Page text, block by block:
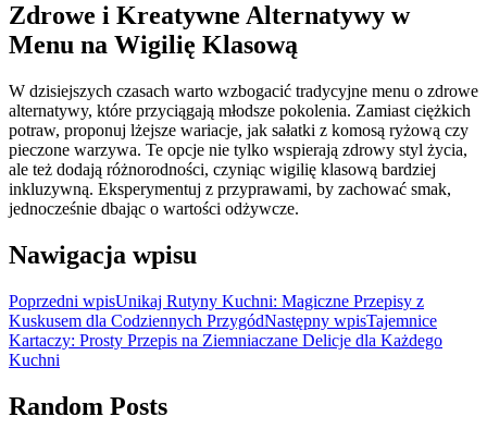
Zdrowe i Kreatywne Alternatywy w
Menu na Wigilię Klasową
W dzisiejszych czasach warto wzbogacić tradycyjne menu o zdrowe
alternatywy, które przyciągają młodsze pokolenia. Zamiast ciężkich
potraw, proponuj lżejsze wariacje, jak sałatki z komosą ryżową czy
pieczone warzywa. Te opcje nie tylko wspierają zdrowy styl życia,
ale też dodają różnorodności, czyniąc wigilię klasową bardziej
inkluzywną. Eksperymentuj z przyprawami, by zachować smak,
jednocześnie dbając o wartości odżywcze.
Nawigacja wpisu
Poprzedni wpisUnikaj Rutyny Kuchni: Magiczne Przepisy z
Kuskusem dla Codziennych PrzygódNastępny wpisTajemnice
Kartaczy: Prosty Przepis na Ziemniaczane Delicje dla Każdego
Kuchni
Random Posts